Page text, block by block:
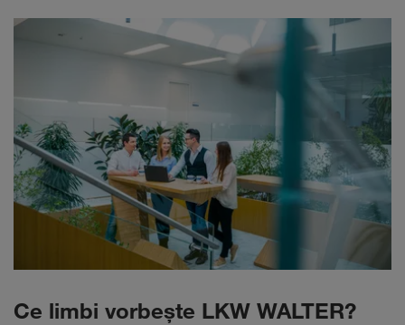
Ce limbi vorbeşte LKW WALTER?